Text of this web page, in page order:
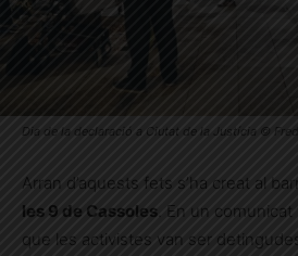
Dia de la declaració a Ciutat de la Justícia ©
Arran d’aquests fets s’ha creat al
les 9 de Cassoles. En un
que les activistes van ser